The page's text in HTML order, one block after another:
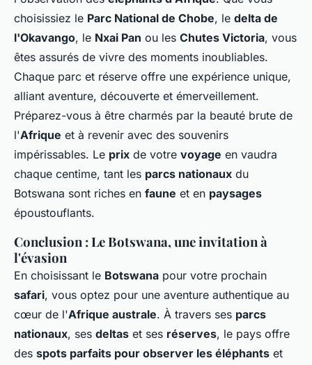
choisissiez le Parc National de Chobe, le delta de
l'Okavango, le Nxai Pan ou les Chutes Victoria, vous
êtes assurés de vivre des moments inoubliables.
Chaque parc et réserve offre une expérience unique,
alliant aventure, découverte et émerveillement.
Préparez-vous à être charmés par la beauté brute de
l'Afrique et à revenir avec des souvenirs
impérissables. Le prix de votre voyage en vaudra
chaque centime, tant les parcs nationaux du
Botswana sont riches en faune et en paysages
époustouflants.
Conclusion : Le Botswana, une invitation à
l'évasion
En choisissant le Botswana pour votre prochain
safari, vous optez pour une aventure authentique au
cœur de l'Afrique australe. À travers ses parcs
nationaux, ses deltas et ses réserves, le pays offre
des spots parfaits pour observer les éléphants et